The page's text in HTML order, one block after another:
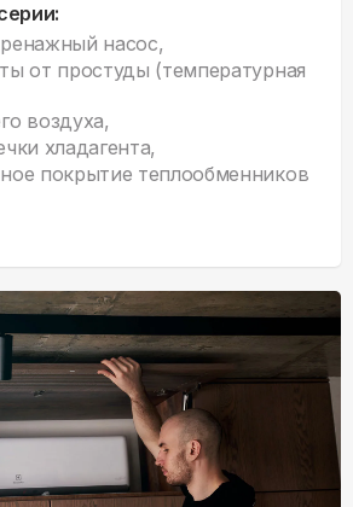
насос,
от простуды (температурная
воздуха,
хладагента,
покрытие теплообменников